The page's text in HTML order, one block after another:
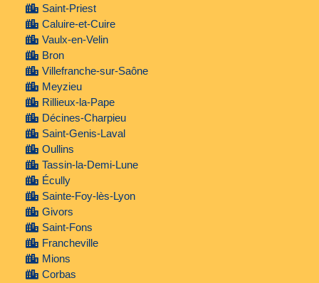
Saint-Priest
Caluire-et-Cuire
Vaulx-en-Velin
Bron
Villefranche-sur-Saône
Meyzieu
Rillieux-la-Pape
Décines-Charpieu
Saint-Genis-Laval
Oullins
Tassin-la-Demi-Lune
Écully
Sainte-Foy-lès-Lyon
Givors
Saint-Fons
Francheville
Mions
Corbas